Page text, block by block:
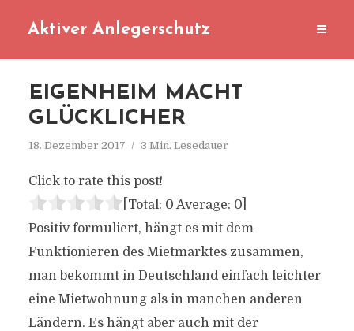
Aktiver Anlegerschutz
EIGENHEIM MACHT
GLÜCKLICHER
18. Dezember 2017 3 Min. Lesedauer
Click to rate this post!
[Total: 0 Average: 0]
Positiv formuliert, hängt es mit dem
Funktionieren des Mietmarktes zusammen,
man bekommt in Deutschland einfach leichter
eine Mietwohnung als in manchen anderen
Ländern. Es hängt aber auch mit der